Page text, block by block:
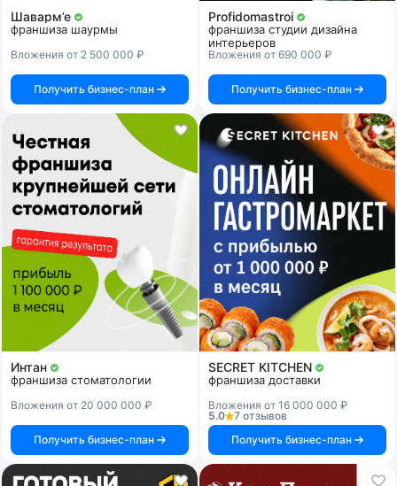
Шаварм’е
франшиза шаурмы
Вложения от 2 500 000 ₽
Получить бизнес-план
Profidomastroi
франшиза студии дизайна
интерьеров
Вложения от 690 000 ₽
Получить бизнес-план
Интан
франшиза стоматологии
Вложения от 20 000 000 ₽
Получить бизнес-план
SECRET KITCHEN
франшиза доставки
Вложения от 16 000 000 ₽
5.0
7 отзывов
Получить бизнес-план